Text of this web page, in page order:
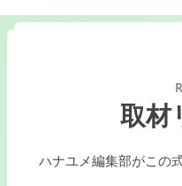
取材
ハナユメ編集部がこの